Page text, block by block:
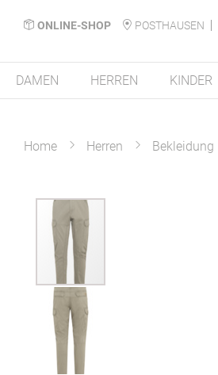
ONLINE-SHOP POSTHAUSEN
DAMEN HERREN KINDER
Home Herren Bekleidung
Zum
Ende
Bildergalerie
springen